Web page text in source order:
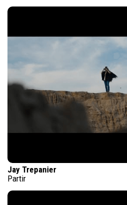
Jay Trepanier
Partir